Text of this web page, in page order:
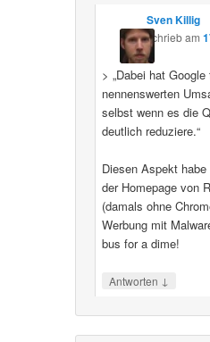
Sven Killig
schriebam
> „Dabei hat
nennenswerten
selbst wenn es die
deutlich reduziere.“
Diesen Aspekt
der Homepage von
(damals ohne
Werbung mit
bus for a dime!
Antworten ↓